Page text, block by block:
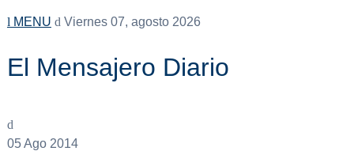
MENU Viernes 07, agosto 2026
El Mensajero Diario
05Ago 2014